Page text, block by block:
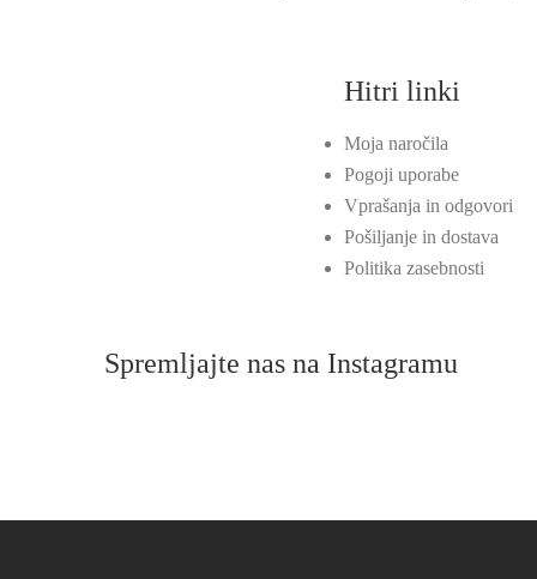
Hitri linki
Moja naročila
Pogoji uporabe
Vprašanja in odgovori
Pošiljanje in dostava
Politika zasebnosti
Spremljajte nas na Instagramu